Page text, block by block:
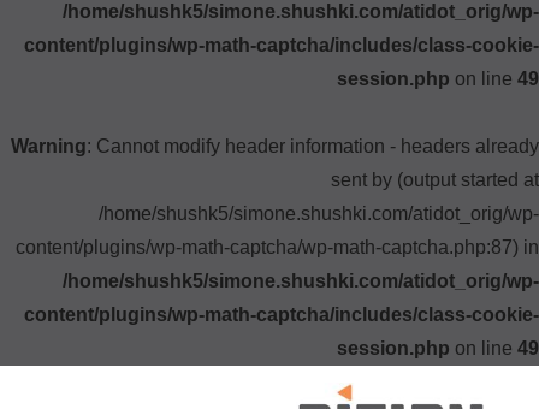
/home/shushk5/simone.shushki.com/atidot_orig/wp-
content/plugins/wp-math-captcha/includes/class-cookie-
session.php on line 49
Warning: Cannot modify header information - headers already
sent by (output started at
/home/shushk5/simone.shushki.com/atidot_orig/wp-
content/plugins/wp-math-captcha/wp-math-captcha.php:87) in
/home/shushk5/simone.shushki.com/atidot_orig/wp-
content/plugins/wp-math-captcha/includes/class-cookie-
session.php on line 49